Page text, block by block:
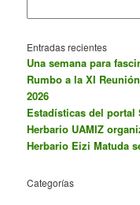
Entradas recientes
Una semana para
Rumbo a la XI
2026
Estadísticas del portal
Herbario UAMIZ
Herbario Eizi Matuda
Categorías